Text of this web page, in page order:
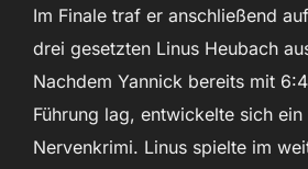
Im Finale traf er anschließend
drei gesetzten Linus Heubach
Nachdem Yannick bereits mit
Führung lag, entwickelte sich
Nervenkrimi. Linus spielte im